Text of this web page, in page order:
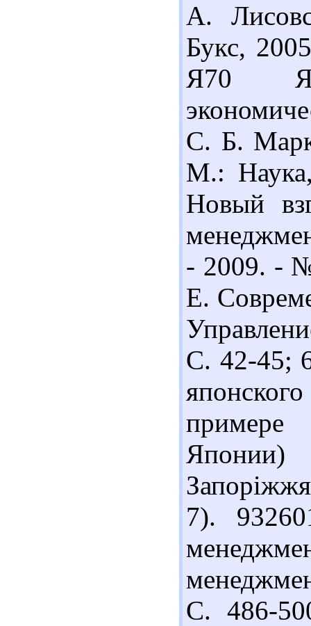
А.
Букс,
Я70
С. Б.
М.:
Новый
- 2009. -
Е.
С. 42-45;
Японии)
7).
С. 486-